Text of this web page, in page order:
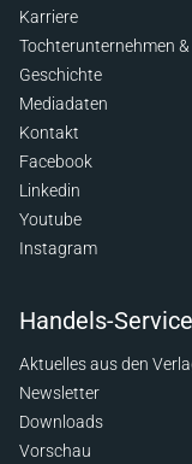
Karriere
Tochterunternehmen
Geschichte
Mediadaten
Kontakt
Facebook
Linkedin
Youtube
Instagram
Handels-Service
Aktuelles aus den
Newsletter
Downloads
Vorschau